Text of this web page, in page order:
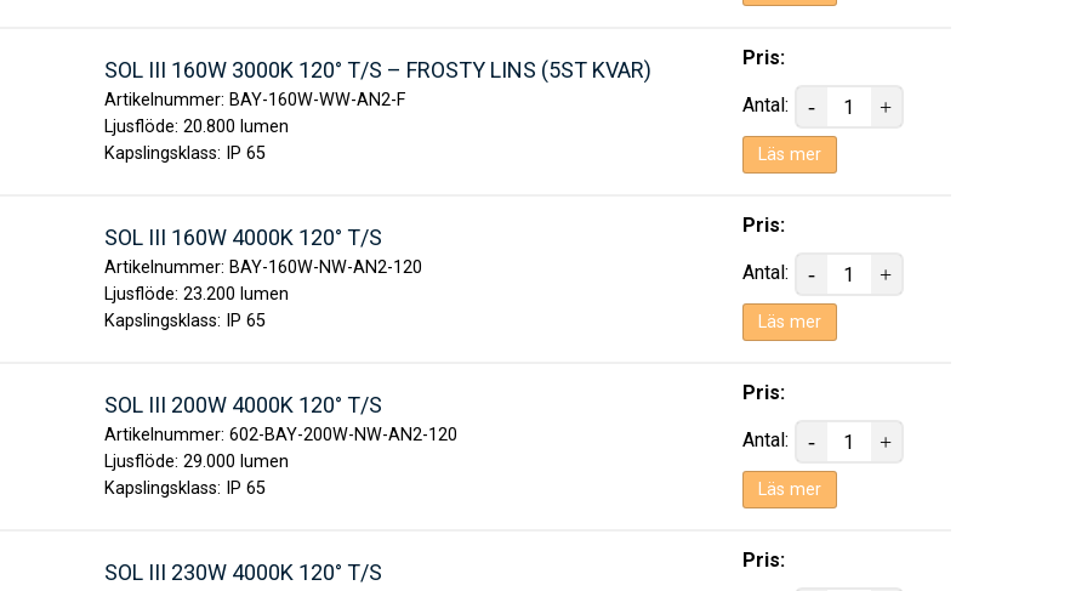
SOL III 160W 3000K 120° T/S – FROSTY LINS (5ST KVAR)
Artikelnummer: BAY-160W-WW-AN2-F
Ljusflöde: 20.800 lumen
Kapslingsklass:
IP 65
Pris:
Antal:
Läs mer
SOL III 160W 4000K 120° T/S
Artikelnummer: BAY-160W-NW-AN2-120
Ljusflöde: 23.200 lumen
Kapslingsklass:
IP 65
Pris:
Antal:
Läs mer
SOL III 200W 4000K 120° T/S
Artikelnummer: 602-BAY-200W-NW-AN2-120
Ljusflöde: 29.000 lumen
Kapslingsklass:
IP 65
Pris:
Antal:
Läs mer
SOL III 230W 4000K 120° T/S Pris: